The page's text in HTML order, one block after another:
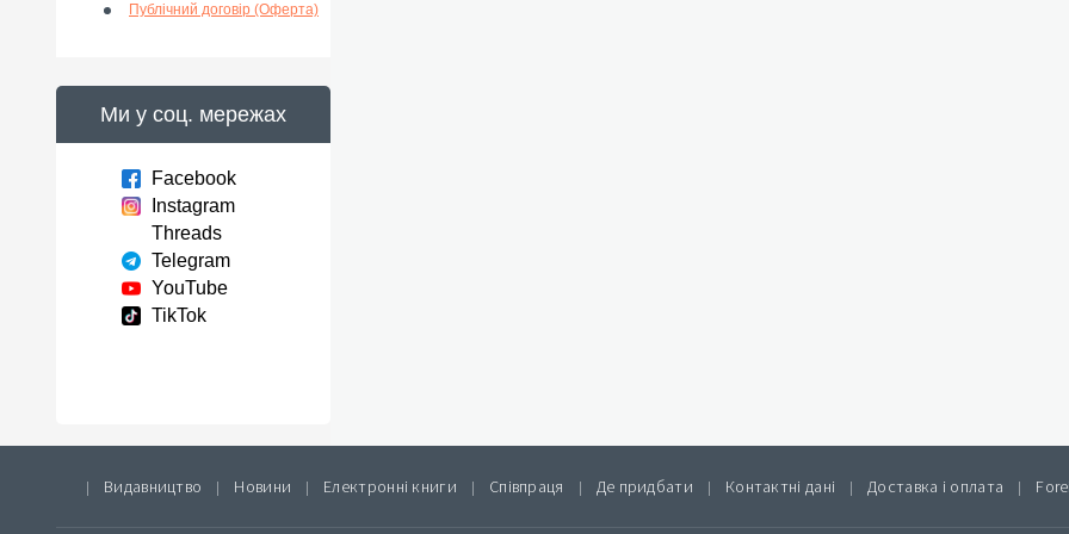
Публічний договір (Оферта)
Ми у соц. мережах
Facebook
Instagram
Threads
Telegram
YouTube
TikTok
| Видавництво | Новини | Електронні книги | Співпраця | Де придбати | Контактні дані | Доставка і оплата |